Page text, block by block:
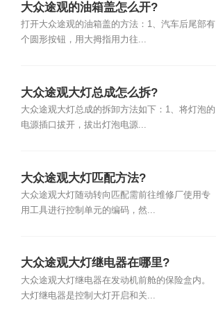
大众途观的油箱盖怎么开?
打开大众途观的油箱盖的方法：1、汽车后尾部有
个圆形按钮，用大拇指用力往...
大众途观大灯总成怎么拆?
大众途观大灯总成的拆卸方法如下：1、将灯泡的
电源插口拔开，拔出灯泡电源...
大众途观大灯匹配方法?
大众途观大灯随动转向匹配需前往维修厂使用专
用工具进行控制单元的编码，然...
大众途观大灯继电器在哪里?
大众途观大灯继电器在发动机前舱的保险盒内。
大灯继电器是控制大灯开启和关...